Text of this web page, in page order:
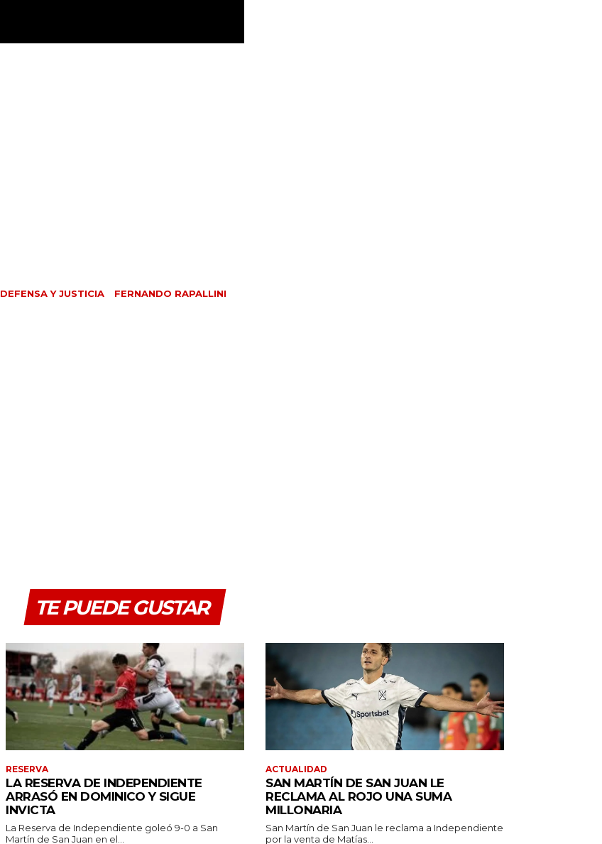
DEFENSA Y JUSTICIA
FERNANDO RAPALLINI
TE PUEDE GUSTAR
RESERVA
LA RESERVA DE INDEPENDIENTE
ARRASÓ EN DOMINICO Y SIGUE
INVICTA
La Reserva de Independiente goleó 9-0 a San
Martín de San Juan en el...
ACTUALIDAD
SAN MARTÍN DE SAN JUAN LE
RECLAMA AL ROJO UNA SUMA
MILLONARIA
San Martín de San Juan le reclama a Independiente
por la venta de Matías...